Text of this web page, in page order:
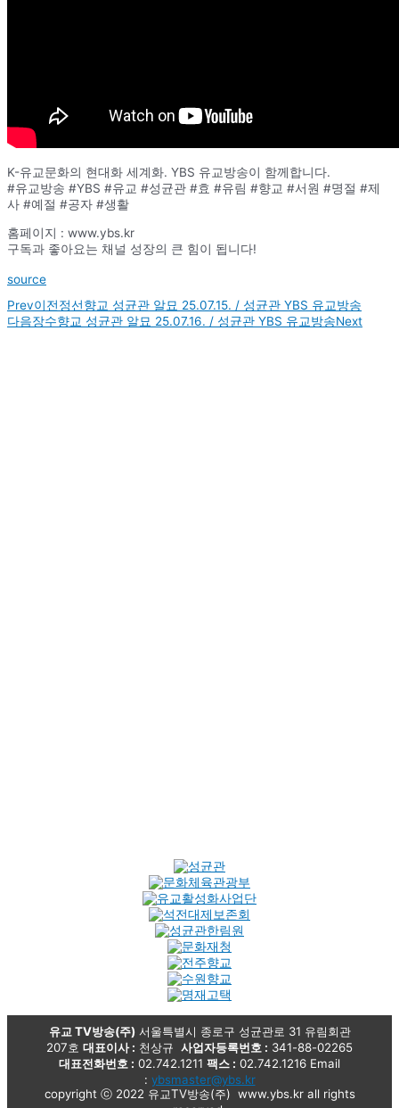
K-유교문화의 현대화 세계화. YBS 유교방송이 함께합니다.
#유교방송 #YBS #유교 #성균관 #효 #유림 #향교 #서원 #명절 #제
사 #예절 #공자 #생활
홈페이지 : www.ybs.kr
구독과 좋아요는 채널 성장의 큰 힘이 됩니다!
source
Prev이전정선향교 성균관 알묘 25.07.15. / 성균관 YBS 유교방송
다음장수향교 성균관 알묘 25.07.16. / 성균관 YBS 유교방송Next
유교 TV방송(주)서울특별시 종로구 성균관로 31 유림회관
207호 대표이사 : 천상규 사업자등록번호 : 341-88-02265
대표전화번호 : 02.742.1211 팩스 : 02.742.1216 Email
: ybsmaster@ybs.kr
copyright ⓒ 2022 유교TV방송(주) www.ybs.kr all rights